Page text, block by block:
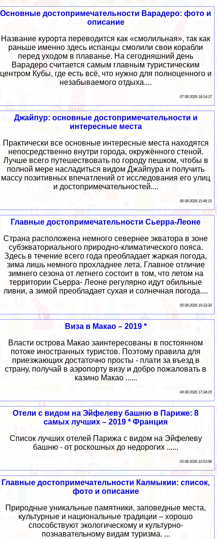
Основные достопримечательности Варадеро: фото и
описание
Название курорта переводится как «смолильная», так как
раньше именно здесь испанцы смолили свои корабли
перед уходом в плаванье. На сегодняшний день
Варадеро считается самым главным туристическим
центром Кубы, где есть всё, что нужно для полноценного и
незабываемого отдыха....
07 08 2026 18:14:37
Джайпур: основные достопримечательности и
интересные места
Практически все основные интересные места находятся
непосредственно внутри города, окружённого стеной.
Лучше всего путешествовать по городу пешком, чтобы в
полной мере насладиться видом Джайпура и получить
массу позитивных впечатлений от исследования его улиц
и достопримечательностей....
06 08 2026 15:46:15
Главные достопримечательности Сьерра-Леоне
Страна расположена немного севернее экватора в зоне
субэкваториального природно-климатического пояса.
Здесь в течение всего года преобладает жаркая погода,
зима лишь немного прохладнее лета. Главное отличие
зимнего сезона от летнего состоит в том, что летом на
территории Сьерра- Леоне регулярно идут обильные
ливни, а зимой преобладает сухая и солнечная погода....
05 08 2026 19:33:30
Виза в Макао – 2019 *
Власти острова Макао заинтересованы в постоянном
потоке иностранных туристов. Поэтому правила для
приезжающих достаточно просты - плати за въезд в
страну, получай в аэропорту визу и добро пожаловать в
казино Макао ......
04 08 2026 17:34:29
Отели с видом на Эйфелеву башню в Париже: 8
самых лучших – 2019 * Франция
Список лучших отелей Парижа с видом на Эйфелеву
башню - от роскошных до недорогих ......
03 08 2026 10:53:58
Главные достопримечательности Калмыкии: список,
фото и описание
Природные уникальные памятники, заповедные места,
культурные и национальные традиции – хорошо
способствуют экологическому и культурно-
познавательному видам туризма. ...